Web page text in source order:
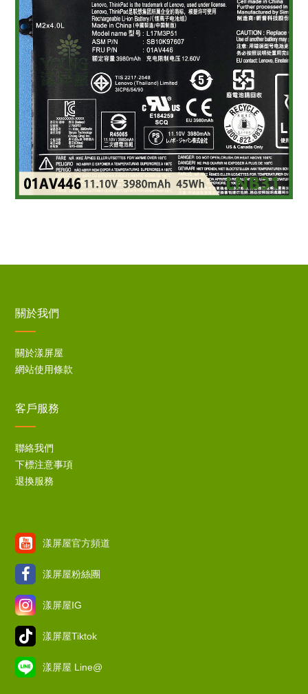
關於我們
關於漾屏屋
網站使用條款
客戶服務
聯絡我們
下標注意事項
退換服務
漾屏屋官方頻道
漾屏屋粉絲團
漾屏屋IG
漾屏屋Tiktok
漾屏屋 Line@